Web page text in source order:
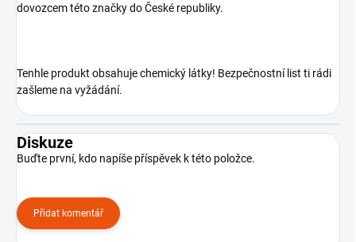
dovozcem této značky do České republiky.
Tenhle produkt obsahuje chemický látky! Bezpečnostní list ti rádi
zašleme na vyžádání.
Diskuze
Buďte první, kdo napíše příspěvek k této položce.
Přidat komentář